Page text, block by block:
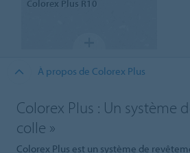
Colorex Plus R10
À propos de Colorex Plus
Colorex Plus : Un système
colle »
Colorex Plus est un système de